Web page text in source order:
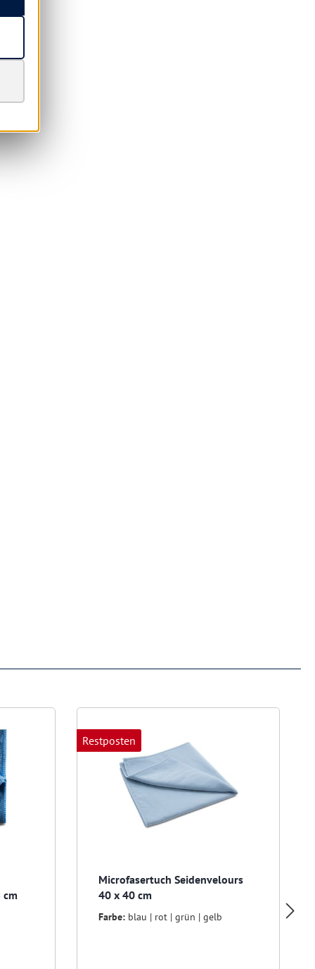
Restposten
Microfasertuch Seidenvelours
40 x 40 cm
Farbe: blau | rot | grün | gelb